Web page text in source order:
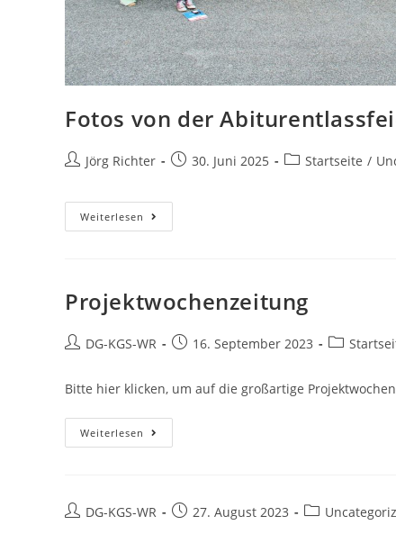
Fotos von der
Jörg Richter 30. Juni 2025 Startseite /
Weiterlesen
Projektwochenzeitung
DG-KGS-WR 16. September 2023
Bitte hier klicken, um auf die großartige
Weiterlesen
DG-KGS-WR 27. August 2023